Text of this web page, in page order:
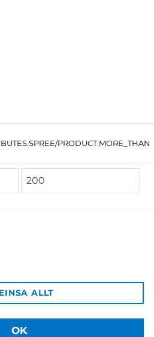
PRODUCT.MORE_THAN
ALLT
OK
á þjónustuborð HÍ á Háskólatorgi
hu@hi.is